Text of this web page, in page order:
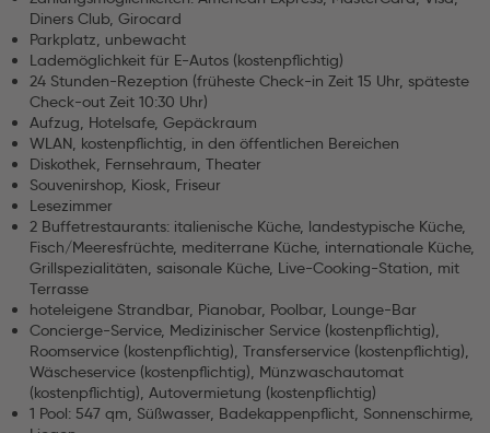
Diners Club, Girocard
Parkplatz, unbewacht
Lademöglichkeit für E-Autos (kostenpflichtig)
24 Stunden-Rezeption (früheste Check-in Zeit 15 Uhr, späteste
Check-out Zeit 10:30 Uhr)
Aufzug, Hotelsafe, Gepäckraum
WLAN, kostenpflichtig, in den öffentlichen Bereichen
Diskothek, Fernsehraum, Theater
Souvenirshop, Kiosk, Friseur
Lesezimmer
2 Buffetrestaurants: italienische Küche, landestypische Küche,
Fisch/Meeresfrüchte, mediterrane Küche, internationale Küche,
Grillspezialitäten, saisonale Küche, Live-Cooking-Station, mit
Terrasse
hoteleigene Strandbar, Pianobar, Poolbar, Lounge-Bar
Concierge-Service, Medizinischer Service (kostenpflichtig),
Roomservice (kostenpflichtig), Transferservice (kostenpflichtig),
Wäscheservice (kostenpflichtig), Münzwaschautomat
(kostenpflichtig), Autovermietung (kostenpflichtig)
1 Pool: 547 qm, Süßwasser, Badekappenpflicht, Sonnenschirme,